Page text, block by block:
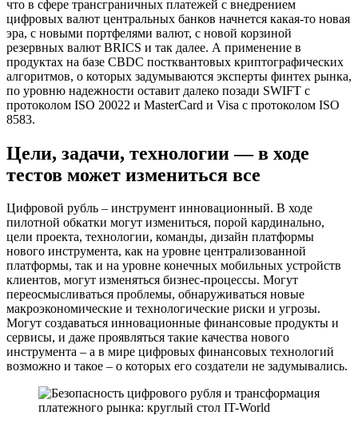
что в сфере трансграничных платежей с внедрением
цифровых валют центральных банков начнется какая-то новая
эра, с новыми портфелями валют, с новой корзиной
резервных валют BRICS и так далее. А применение в
продуктах на базе CBDC постквантовых криптографических
алгоритмов, о которых задумываются эксперты финтех рынка,
по уровню надежности оставит далеко позади SWIFT с
протоколом ISO 20022 и MasterCard и Visa с протоколом ISO
8583.
Цели, задачи, технологии — в ходе
тестов может измениться все
Цифровой рубль – инструмент инновационный. В ходе
пилотной обкатки могут измениться, порой кардинально,
цели проекта, технологии, команды, дизайн платформы
нового инструмента, как на уровне централизованной
платформы, так и на уровне конечных мобильных устройств
клиентов, могут изменяться бизнес-процессы. Могут
переосмысливаться проблемы, обнаруживаться новые
макроэкономические и технологические риски и угрозы.
Могут создаваться инновационные финансовые продукты и
сервисы, и даже проявляться такие качества нового
инструмента – а в мире цифровых финансовых технологий
возможно и такое – о которых его создатели не задумывались.